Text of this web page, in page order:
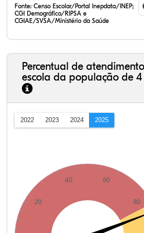
Fonte: Censo Escolar/Portal Inepdata/INEP;
CGI Demográfico/RIPSA e
CGIAE/SVSA/Ministério da Saúde
Percentual de
escola da população de
2022 2023 2024 2025
20
40 60
80